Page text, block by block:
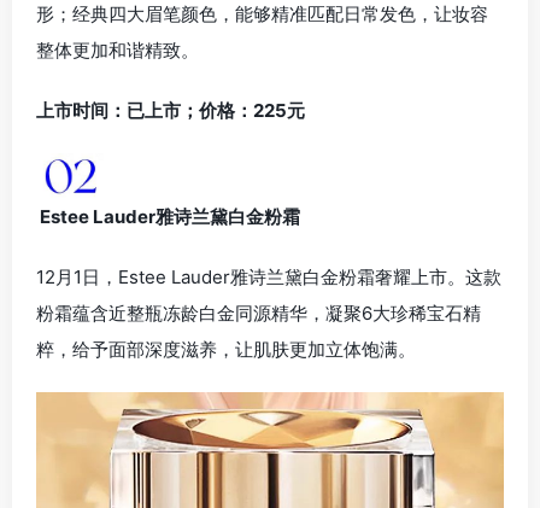
形；经典四大眉笔颜色，能够精准匹配日常发色，让妆容
整体更加和谐精致。
上市时间：已上市；价格：225元
Estee Lauder雅诗兰黛白金粉霜
12月1日，Estee Lauder雅诗兰黛白金粉霜奢耀上市。这款
粉霜蕴含近整瓶冻龄白金同源精华，凝聚6大珍稀宝石精
粹，给予面部深度滋养，让肌肤更加立体饱满。